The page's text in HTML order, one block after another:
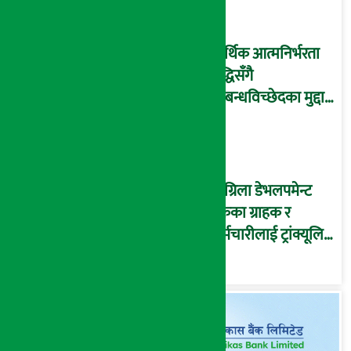
आर्थिक आत्मनिर्भरता
वृद्धिसँगै
सम्बन्धविच्छेदका मुद्दा
सांग्रिला डेभलपमेन्ट
बैंकका ग्राहक र
कर्मचारीलाई ट्रांक्यूलिटि